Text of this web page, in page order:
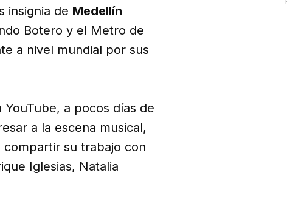
insignia de Medellín
Botero y el Metro de
a nivel mundial por sus
a pocos días de
a la escena musical,
su trabajo con
Iglesias, Natalia